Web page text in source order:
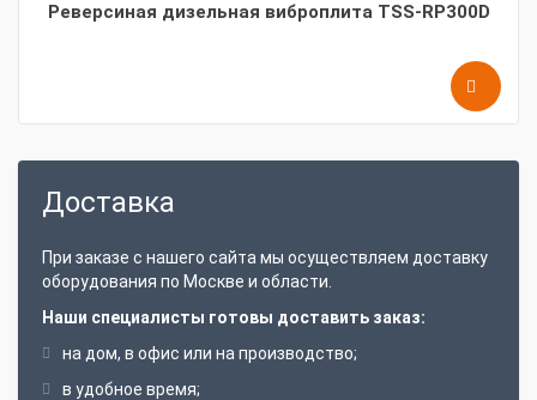
Реверсиная дизельная виброплита TSS-RP300D
Доставка
При заказе с нашего сайта мы осуществляем доставку
оборудования по Москве и области.
Наши специалисты готовы доставить заказ:
на дом, в офис или на производство;
в удобное время;